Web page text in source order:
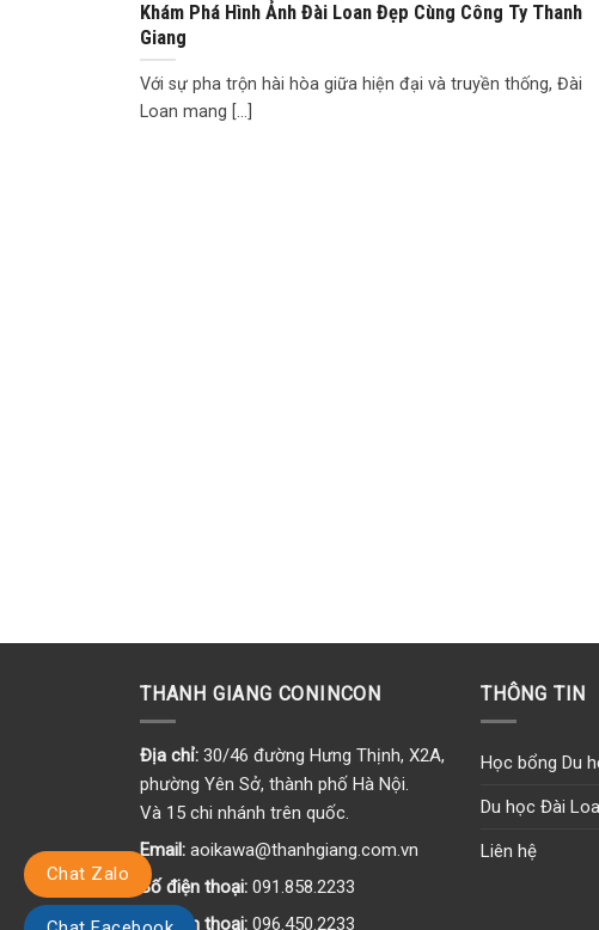
Khám Phá Hình Ảnh Đài Loan Đẹp Cùng Công Ty Thanh
Giang
Với sự pha trộn hài hòa giữa hiện đại và truyền thống, Đài
Loan mang [...]
THANH GIANG CONINCON
Địa chỉ: 30/46 đường Hưng Thịnh, X2A,
phường Yên Sở, thành phố Hà Nội.
Và 15 chi nhánh trên quốc.
Email: aoikawa@thanhgiang.com.vn
Số điện thoại: 091.858.2233
Số điện thoại: 096.450.2233
THÔNG TIN
Học bổng Du
Du học Đài
Liên hệ
Chat Zalo